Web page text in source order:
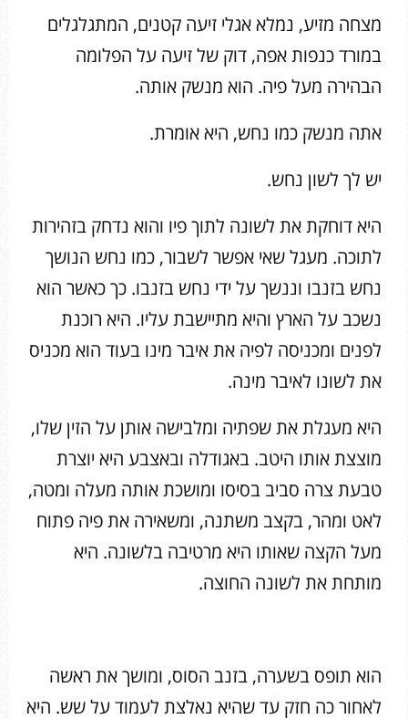
מצחה מזיע, נמלא אגלי זיעה קטנים, המתגלגלים
במורד כנפות אפה, דוק של זיעה על הפלומה
הבהירה מעל פיה. הוא מנשק אותה.
אתה מנשק כמו נחש, היא אומרת.
יש לך לשון נחש.
היא דוחקת את לשונה לתוך פיו והוא נדחק בזהירות
לתוכה. מעגל שאי אפשר לשבור, כמו נחש הנושך
נחש בזנבו וננשך על ידי נחש בזנבו. כך כאשר הוא
נשכב על הארץ והיא מתיישבת עליו. היא רוכנת
לפנים ומכניסה לפיה את איבר מינו בעוד הוא מכניס
את לשונו לאיבר מינה.
היא מעגלת את שפתיה ומלבישה אותן על הזין שלו,
מוצצת אותו היטב. באגודלה ובאצבע היא יוצרת
טבעת צרה סביב בסיסו ומושכת אותה מעלה ומטה,
לאט ומהר, בקצב משתנה, ומשאירה את פיה פתוח
מעל הקצה שאותו היא מרטיבה בלשונה. היא
מותחת את לשונה החוצה.
הוא תופס בשערה, בזנב הסוס, ומושך את ראשה
לאחור כה חזק עד שהיא נאלצת לעמוד על שש. היא